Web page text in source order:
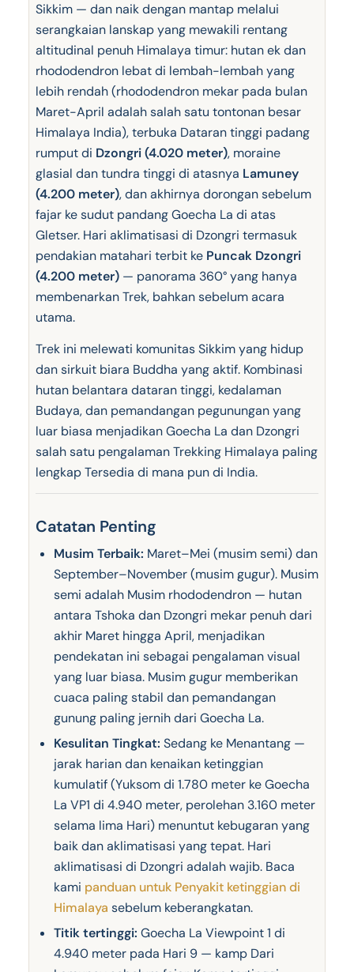
Sikkim — dan naik dengan mantap melalui
serangkaian lanskap yang mewakili rentang
altitudinal penuh Himalaya timur: hutan ek dan
rhododendron lebat di lembah-lembah yang
lebih rendah (rhododendron mekar pada bulan
Maret-April adalah salah satu tontonan besar
Himalaya India), terbuka Dataran tinggi padang
rumput di Dzongri (4.020 meter), moraine
glasial dan tundra tinggi di atasnya Lamuney
(4.200 meter), dan akhirnya dorongan sebelum
fajar ke sudut pandang Goecha La di atas
Gletser. Hari aklimatisasi di Dzongri termasuk
pendakian matahari terbit ke Puncak Dzongri
(4.200 meter)— panorama 360° yang hanya
membenarkan Trek, bahkan sebelum acara
utama.
Trek ini melewati komunitas Sikkim yang hidup
dan sirkuit biara Buddha yang aktif. Kombinasi
hutan belantara dataran tinggi, kedalaman
Budaya, dan pemandangan pegunungan yang
luar biasa menjadikan Goecha La dan Dzongri
salah satu pengalaman Trekking Himalaya paling
lengkap Tersedia di mana pun di India.
Catatan Penting
Musim Terbaik: Maret–Mei (musim semi) dan
September–November (musim gugur). Musim
semi adalah Musim rhododendron — hutan
antara Tshoka dan Dzongri mekar penuh dari
akhir Maret hingga April, menjadikan
pendekatan ini sebagai pengalaman visual
yang luar biasa. Musim gugur memberikan
cuaca paling stabil dan pemandangan
gunung paling jernih dari Goecha La.
Kesulitan Tingkat: Sedang ke Menantang —
jarak harian dan kenaikan ketinggian
kumulatif (Yuksom di 1.780 meter ke Goecha
La VP1 di 4.940 meter, perolehan 3.160 meter
selama lima Hari) menuntut kebugaran yang
baik dan aklimatisasi yang tepat. Hari
aklimatisasi di Dzongri adalah wajib. Baca
kami panduan untuk Penyakit ketinggian di
Himalaya sebelum keberangkatan.
Titik tertinggi: Goecha La Viewpoint 1 di
4.940 meter pada Hari 9 — kamp Dari